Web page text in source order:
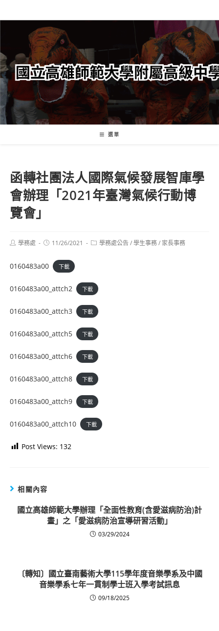
轉
要
內
容
選單
函轉社團法人國際氣候發展智庫學
會辦理「2021年臺灣氣候行動博
覽會」
Post學務處
Post11/26/2021
Post學務處公告/學生事務/ 家長事務
0160483a00 下載
0160483a00_attch2 下載
0160483a00_attch3 下載
0160483a00_attch5 下載
0160483a00_attch6 下載
0160483a00_attch8 下載
0160483a00_attch9 下載
0160483a00_attch10 下載
Post Views: 132
相關內容
國立高雄師範大學辦理「全面性教育(含愛滋病防治)計
畫」之「愛滋病防治宣導研習活動」
03/29/2024
〔轉知〕國立臺南藝術大學115學年度音樂學系及中國
音樂學系七年一貫制學士班入學考試訊息
09/18/2025